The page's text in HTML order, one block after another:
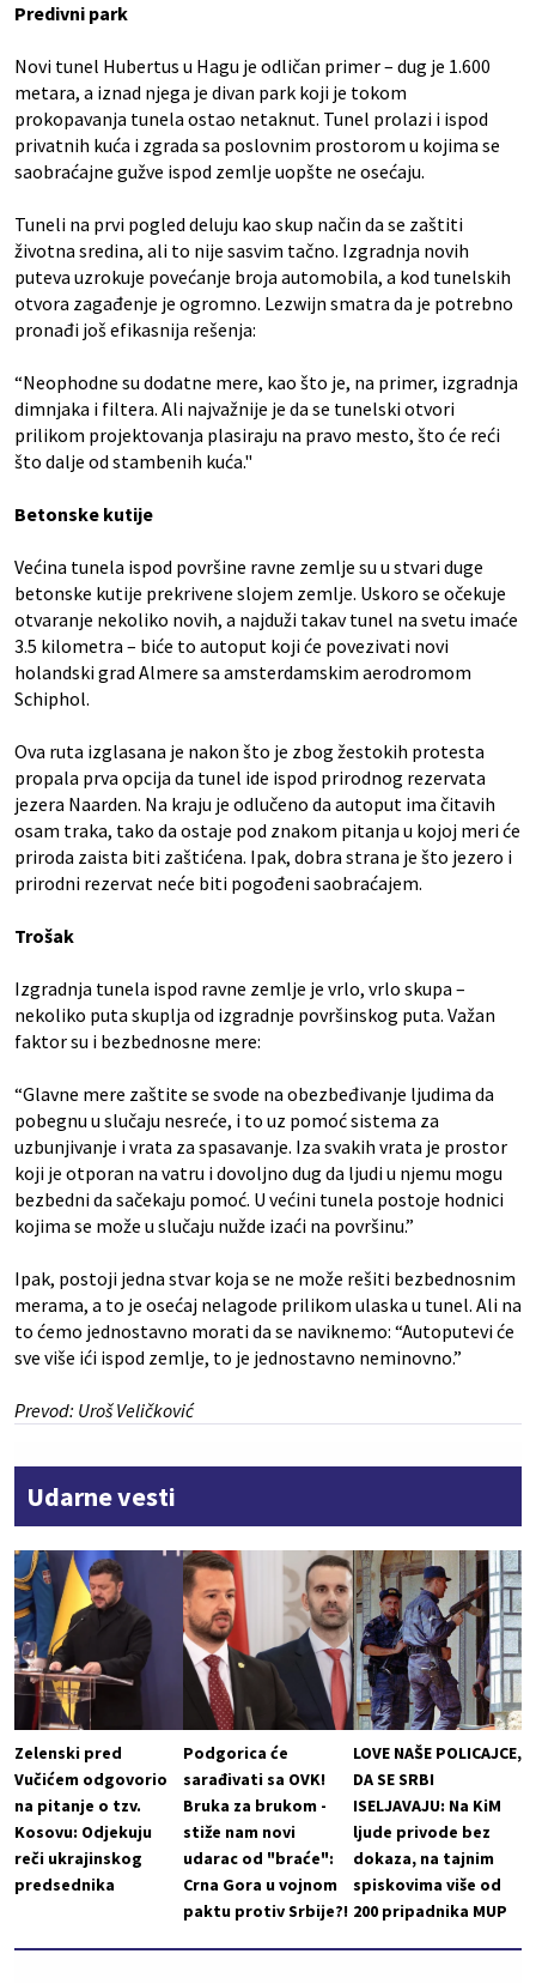
Predivni park
Novi tunel Hubertus u Hagu je odličan primer – dug je 1.600
metara, a iznad njega je divan park koji je tokom
prokopavanja tunela ostao netaknut. Tunel prolazi i ispod
privatnih kuća i zgrada sa poslovnim prostorom u kojima se
saobraćajne gužve ispod zemlje uopšte ne osećaju.
Tuneli na prvi pogled deluju kao skup način da se zaštiti
životna sredina, ali to nije sasvim tačno. Izgradnja novih
puteva uzrokuje povećanje broja automobila, a kod tunelskih
otvora zagađenje je ogromno. Lezwijn smatra da je potrebno
pronađi još efikasnija rešenja:
“Neophodne su dodatne mere, kao što je, na primer, izgradnja
dimnjaka i filtera. Ali najvažnije je da se tunelski otvori
prilikom projektovanja plasiraju na pravo mesto, što će reći
što dalje od stambenih kuća."
Betonske kutije
Većina tunela ispod površine ravne zemlje su u stvari duge
betonske kutije prekrivene slojem zemlje. Uskoro se očekuje
otvaranje nekoliko novih, a najduži takav tunel na svetu imaće
3.5 kilometra – biće to autoput koji će povezivati novi
holandski grad Almere sa amsterdamskim aerodromom
Schiphol.
Ova ruta izglasana je nakon što je zbog žestokih protesta
propala prva opcija da tunel ide ispod prirodnog rezervata
jezera Naarden. Na kraju je odlučeno da autoput ima čitavih
osam traka, tako da ostaje pod znakom pitanja u kojoj meri će
priroda zaista biti zaštićena. Ipak, dobra strana je što jezero i
prirodni rezervat neće biti pogođeni saobraćajem.
Trošak
Izgradnja tunela ispod ravne zemlje je vrlo, vrlo skupa –
nekoliko puta skuplja od izgradnje površinskog puta. Važan
faktor su i bezbednosne mere:
“Glavne mere zaštite se svode na obezbeđivanje ljudima da
pobegnu u slučaju nesreće, i to uz pomoć sistema za
uzbunjivanje i vrata za spasavanje. Iza svakih vrata je prostor
koji je otporan na vatru i dovoljno dug da ljudi u njemu mogu
bezbedni da sačekaju pomoć. U većini tunela postoje hodnici
kojima se može u slučaju nužde izaći na površinu.”
Ipak, postoji jedna stvar koja se ne može rešiti bezbednosnim
merama, a to je osećaj nelagode prilikom ulaska u tunel. Ali na
to ćemo jednostavno morati da se naviknemo: “Autoputevi će
sve više ići ispod zemlje, to je jednostavno neminovno.”
Prevod: Uroš Veličković
Udarne vesti
Zelenski pred
Vučićem odgovorio
na pitanje o tzv.
Kosovu: Odjekuju
reči ukrajinskog
predsednika
Podgorica će
sarađivati sa OVK!
Bruka za brukom -
stiže nam novi
udarac od "braće":
Crna Gora u vojnom
paktu protiv Srbije?!
LOVE NAŠE POLICAJCE,
DA SE SRBI
ISELJAVAJU: Na KiM
ljude privode bez
dokaza, na tajnim
spiskovima više od
200 pripadnika MUP